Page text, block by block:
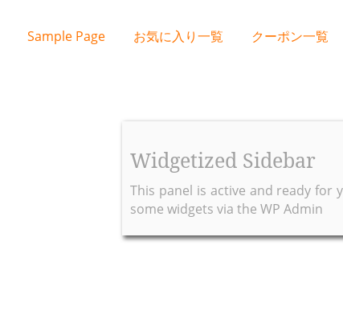
Sample Page お気に入り一覧 クーポン一覧
Widgetized Sidebar
This panel is active and ready for
some widgets via the WP Admin